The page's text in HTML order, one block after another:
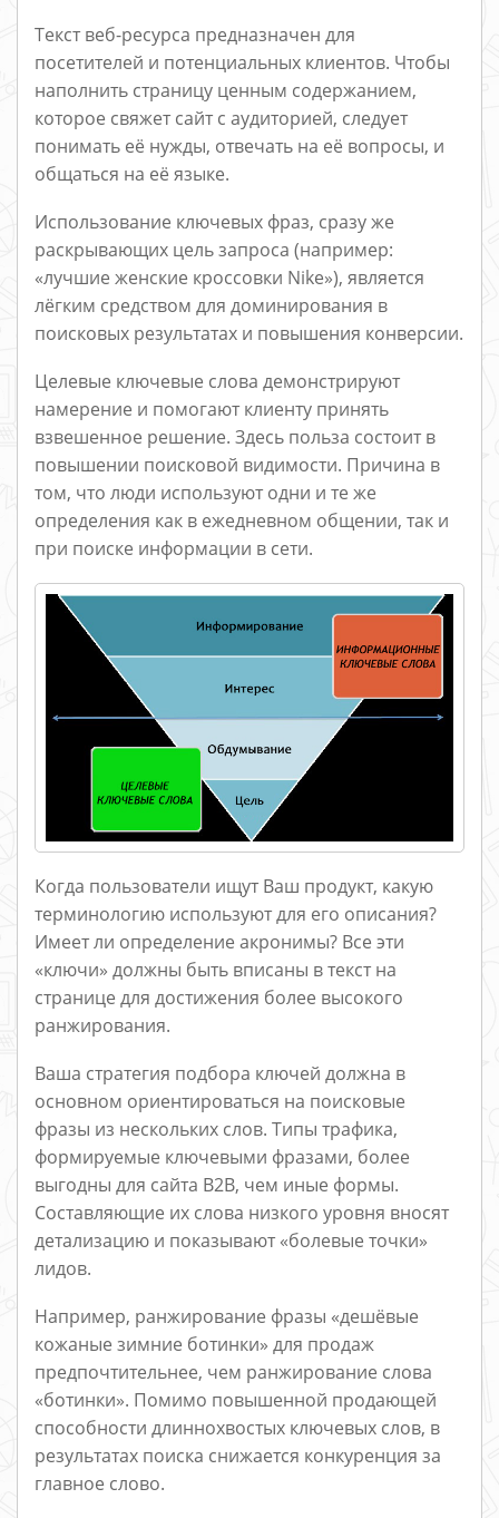
Текст веб-ресурса предназначен для
посетителей и потенциальных клиентов. Чтобы
наполнить страницу ценным содержанием,
которое свяжет сайт с аудиторией, следует
понимать её нужды, отвечать на её вопросы, и
общаться на её языке.
Использование ключевых фраз, сразу же
раскрывающих цель запроса (например:
«лучшие женские кроссовки Nike»), является
лёгким средством для доминирования в
поисковых результатах и повышения конверсии.
Целевые ключевые слова демонстрируют
намерение и помогают клиенту принять
взвешенное решение. Здесь польза состоит в
повышении поисковой видимости. Причина в
том, что люди используют одни и те же
определения как в ежедневном общении, так и
при поиске информации в сети.
Когда пользователи ищут Ваш продукт, какую
терминологию используют для его описания?
Имеет ли определение акронимы? Все эти
«ключи» должны быть вписаны в текст на
странице для достижения более высокого
ранжирования.
Ваша стратегия подбора ключей должна в
основном ориентироваться на поисковые
фразы из нескольких слов. Типы трафика,
формируемые ключевыми фразами, более
выгодны для сайта B2B, чем иные формы.
Составляющие их слова низкого уровня вносят
детализацию и показывают «болевые точки»
лидов.
Например, ранжирование фразы «дешёвые
кожаные зимние ботинки» для продаж
предпочтительнее, чем ранжирование слова
«ботинки». Помимо повышенной продающей
способности длиннохвостых ключевых слов, в
результатах поиска снижается конкуренция за
главное слово.